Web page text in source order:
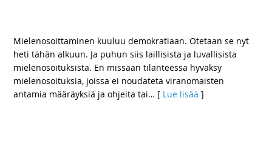
Mielenosoittaminen kuuluu demokratiaan. Otetaan se nyt
heti tähän alkuun. Ja puhun siis laillisista ja luvallisista
mielenosoituksista. En missään tilanteessa hyväksy
mielenosoituksia, joissa ei noudateta viranomaisten
antamia määräyksiä ja ohjeita tai… [ Lue lisää ]